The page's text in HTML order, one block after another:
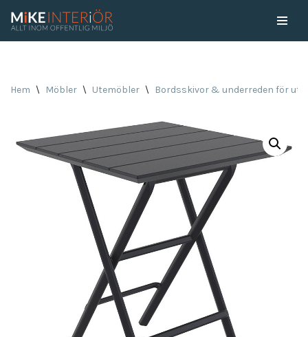
Hem \ Möbler \ Utemöbler \ Bordsskivor & underreden för